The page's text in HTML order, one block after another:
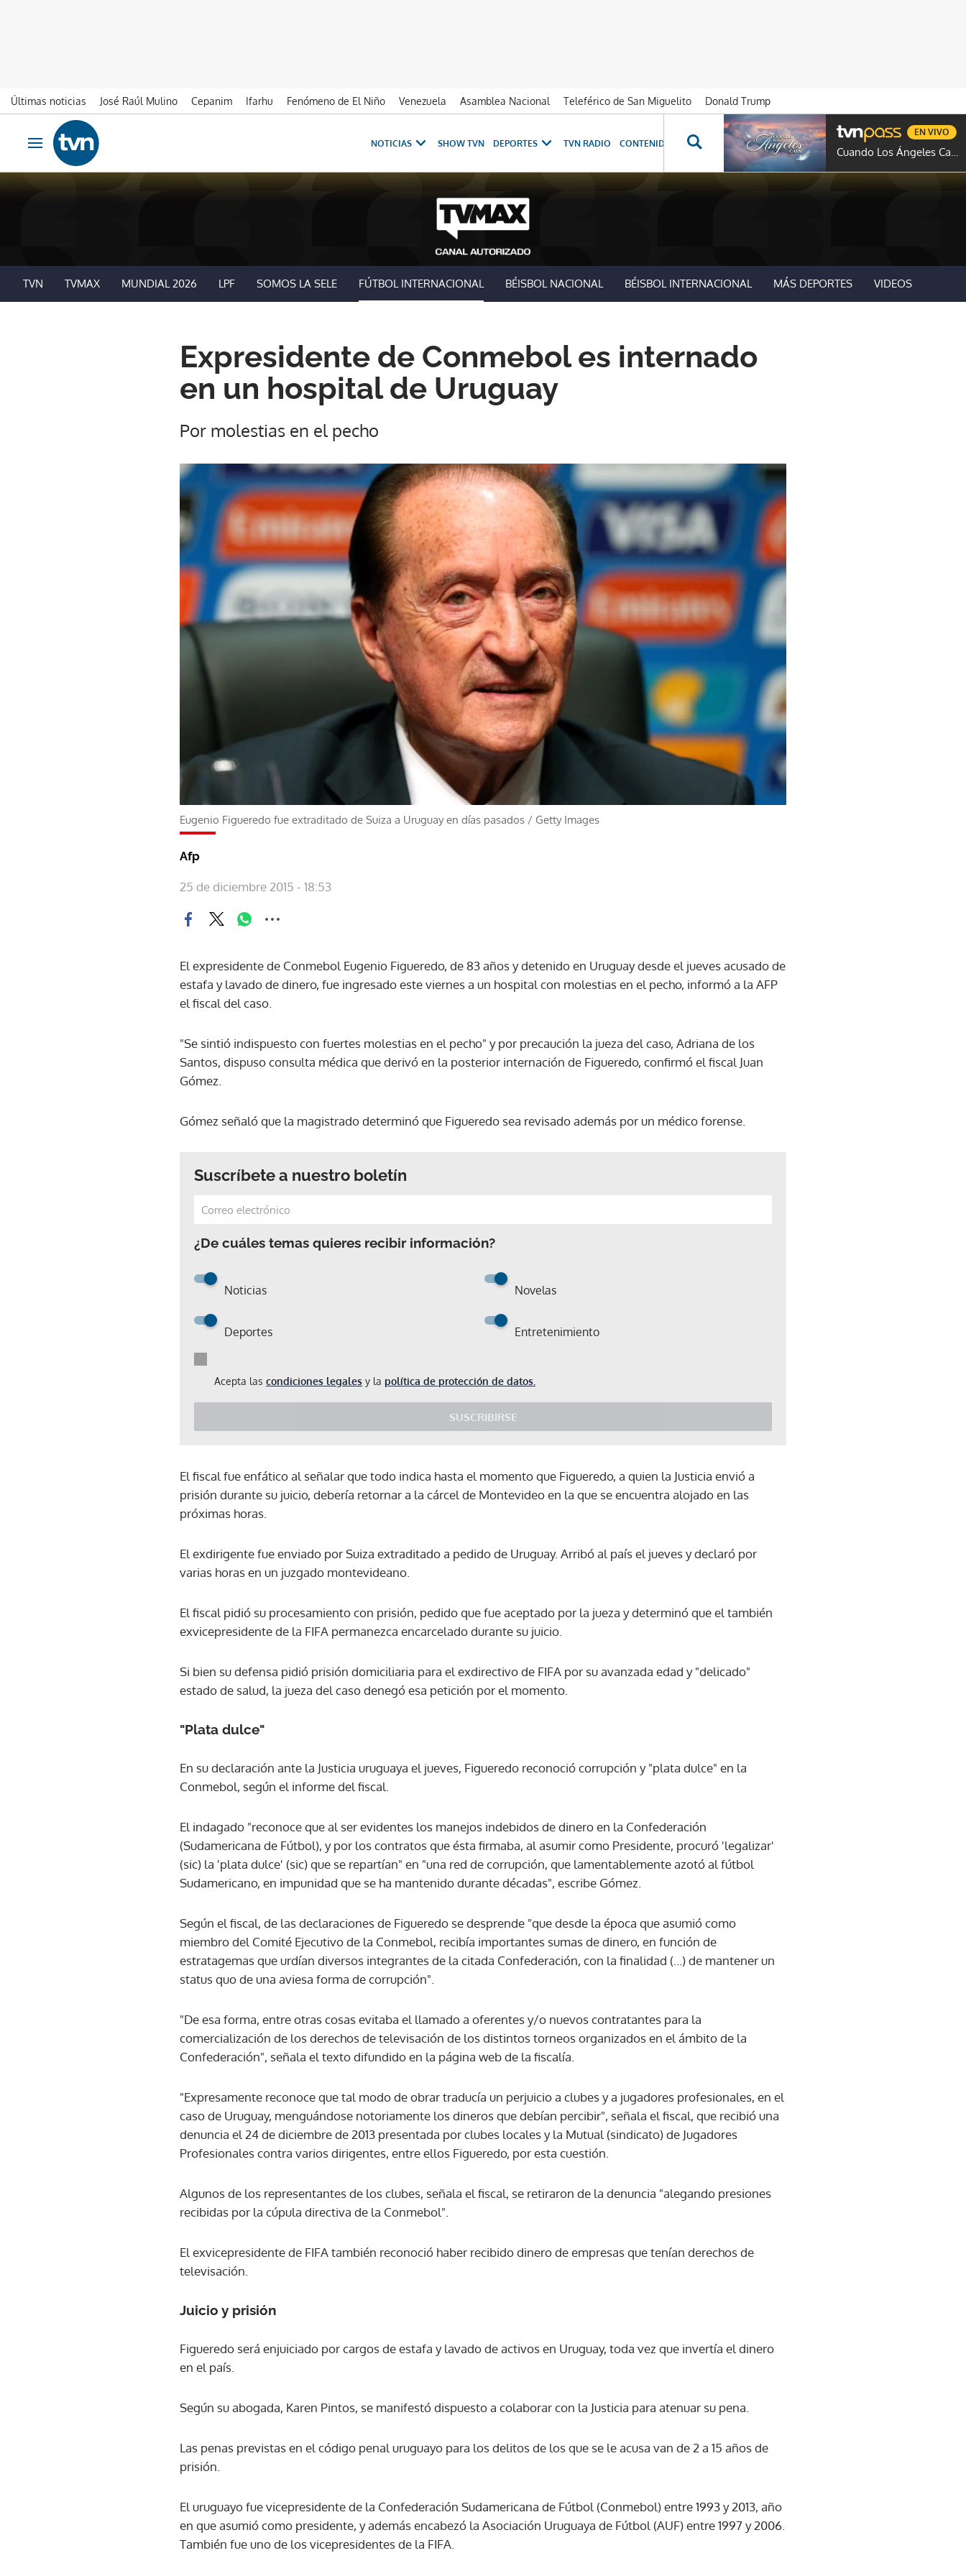
Últimas noticias José Raúl Mulino Cepanim Ifarhu Fenómeno de El Niño Venezuela Asamblea Nacional Teleférico de San Miguelito
Donald Trump
Ir al contenido
Obrir navegació
NOTICIAS SHOW TVN DEPORTES TVN RADIO CONTENIDOS ESPECIALES NOVELAS PROGRAMAS GENTE TVN
Cuando Los Ángeles Caen
EN VIVO
TVN TVMAX MUNDIAL 2026 LPF SOMOS LA SELE FÚTBOL INTERNACIONAL BÉISBOL NACIONAL BÉISBOL INTERNACIONAL MÁS DEPORTES VIDEOS
Expresidente de Conmebol es internado
en un hospital de Uruguay
Por molestias en el pecho
Eugenio Figueredo fue extraditado de Suiza a Uruguay en días pasados / Getty Images
Afp
25 de diciembre 2015 - 18:53
El expresidente de Conmebol Eugenio Figueredo, de 83 años y detenido en Uruguay desde el jueves acusado de
estafa y lavado de dinero, fue ingresado este viernes a un hospital con molestias en el pecho, informó a la AFP
el fiscal del caso.
"Se sintió indispuesto con fuertes molestias en el pecho" y por precaución la jueza del caso, Adriana de los
Santos, dispuso consulta médica que derivó en la posterior internación de Figueredo, confirmó el fiscal Juan
Gómez.
Gómez señaló que la magistrado determinó que Figueredo sea revisado además por un médico forense.
Suscríbete a nuestro boletín
¿De cuáles temas quieres recibir información?
Noticias Novelas
Deportes Entretenimiento
Acepta las condiciones legales y la política de protección de datos.
SUSCRIBIRSE
Gracias por suscribirte a nuestro boletín.
El fiscal fue enfático al señalar que todo indica hasta el momento que Figueredo, a quien la Justicia envió a
prisión durante su juicio, debería retornar a la cárcel de Montevideo en la que se encuentra alojado en las
próximas horas.
El exdirigente fue enviado por Suiza extraditado a pedido de Uruguay. Arribó al país el jueves y declaró por
varias horas en un juzgado montevideano.
El fiscal pidió su procesamiento con prisión, pedido que fue aceptado por la jueza y determinó que el también
exvicepresidente de la FIFA permanezca encarcelado durante su juicio.
Si bien su defensa pidió prisión domiciliaria para el exdirectivo de FIFA por su avanzada edad y "delicado"
estado de salud, la jueza del caso denegó esa petición por el momento.
"Plata dulce"
En su declaración ante la Justicia uruguaya el jueves, Figueredo reconoció corrupción y "plata dulce" en la
Conmebol, según el informe del fiscal.
El indagado "reconoce que al ser evidentes los manejos indebidos de dinero en la Confederación
(Sudamericana de Fútbol), y por los contratos que ésta firmaba, al asumir como Presidente, procuró 'legalizar'
(sic) la 'plata dulce' (sic) que se repartían" en "una red de corrupción, que lamentablemente azotó al fútbol
Sudamericano, en impunidad que se ha mantenido durante décadas", escribe Gómez.
Según el fiscal, de las declaraciones de Figueredo se desprende "que desde la época que asumió como
miembro del Comité Ejecutivo de la Conmebol, recibía importantes sumas de dinero, en función de
estratagemas que urdían diversos integrantes de la citada Confederación, con la finalidad (...) de mantener un
status quo de una aviesa forma de corrupción".
"De esa forma, entre otras cosas evitaba el llamado a oferentes y/o nuevos contratantes para la
comercialización de los derechos de televisación de los distintos torneos organizados en el ámbito de la
Confederación", señala el texto difundido en la página web de la fiscalía.
"Expresamente reconoce que tal modo de obrar traducía un perjuicio a clubes y a jugadores profesionales, en el
caso de Uruguay, menguándose notoriamente los dineros que debían percibir", señala el fiscal, que recibió una
denuncia el 24 de diciembre de 2013 presentada por clubes locales y la Mutual (sindicato) de Jugadores
Profesionales contra varios dirigentes, entre ellos Figueredo, por esta cuestión.
Algunos de los representantes de los clubes, señala el fiscal, se retiraron de la denuncia "alegando presiones
recibidas por la cúpula directiva de la Conmebol".
El exvicepresidente de FIFA también reconoció haber recibido dinero de empresas que tenían derechos de
televisación.
Juicio y prisión
Figueredo será enjuiciado por cargos de estafa y lavado de activos en Uruguay, toda vez que invertía el dinero
en el país.
Según su abogada, Karen Pintos, se manifestó dispuesto a colaborar con la Justicia para atenuar su pena.
Las penas previstas en el código penal uruguayo para los delitos de los que se le acusa van de 2 a 15 años de
prisión.
El uruguayo fue vicepresidente de la Confederación Sudamericana de Fútbol (Conmebol) entre 1993 y 2013, año
en que asumió como presidente, y además encabezó la Asociación Uruguaya de Fútbol (AUF) entre 1997 y 2006.
También fue uno de los vicepresidentes de la FIFA.